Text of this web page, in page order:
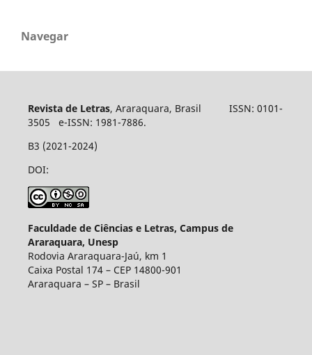
Navegar
Revista de Letras, Araraquara, Brasil ISSN: 0101-
3505 e-ISSN: 1981-7886.
B3 (2021-2024)
DOI:
Faculdade de Ciências e Letras, Campus de
Araraquara, Unesp
Rodovia Araraquara-Jaú, km 1
Caixa Postal 174 – CEP 14800-901
Araraquara – SP – Brasil